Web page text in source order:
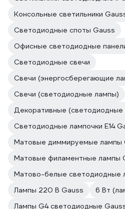
Консольные светильники
Светодиодные споты Gauss
Офисные светодиодные
Светодиодные свечи
Свечи (энергосберегающие
Свечи (светодиодные лампы)
Декоративные (светодиодные
Светодиодные лампочки E14
Матовые диммируемые лампы
Матовые филаментные лампы
Матово-белые светодиодные
Лампы 220 В Gauss
6 Вт
Лампы G4 светодиодные